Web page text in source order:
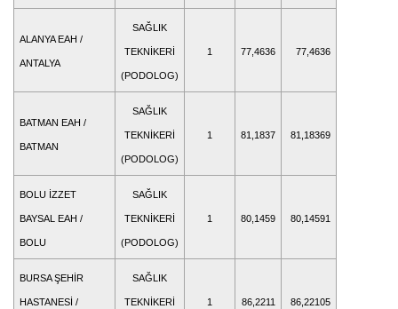
ALANYA EAH /
ANTALYA
SAĞLIK
TEKNİKERİ
(PODOLOG)
1 77,4636 77,4636
BATMAN EAH /
BATMAN
SAĞLIK
TEKNİKERİ
(PODOLOG)
1 81,1837 81,18369
BOLU İZZET
BAYSAL EAH /
BOLU
SAĞLIK
TEKNİKERİ
(PODOLOG)
1 80,1459 80,14591
BURSA ŞEHİR
HASTANESİ /
SAĞLIK
TEKNİKERİ 1 86,2211 86,22105